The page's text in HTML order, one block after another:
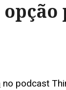
no podcast